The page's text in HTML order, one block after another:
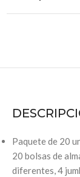
Paquete de 20
20 bolsas de
diferentes, 4